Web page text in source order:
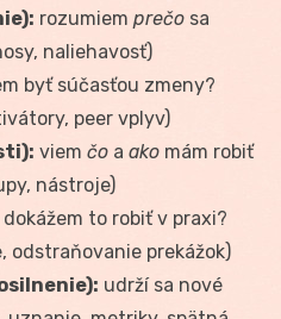
rozumiem prečo sa
naliehavosť)
byť súčasťou zmeny?
peer vplyv)
viem čo a ako mám robiť
nástroje)
dokážem to robiť v praxi?
odstraňovanie prekážok)
udrží sa nové